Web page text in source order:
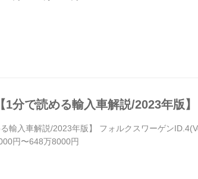
分で読める輸入車解説/2023年版】
輸入車解説/2023年版】 フォルクスワーゲン
円〜648万8000円